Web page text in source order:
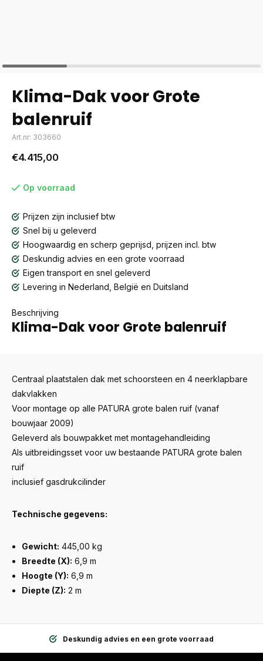
Klima-Dak voor Grote
balenruif
Art.nr: 303660
€4.415,00
Op voorraad
Prijzen zijn inclusief btw
Snel bij u geleverd
Hoogwaardig en scherp geprijsd, prijzen incl. btw
Deskundig advies en een grote voorraad
Eigen transport en snel geleverd
Levering in Nederland, België en Duitsland
Beschrijving
Klima-Dak voor Grote balenruif
Centraal plaatstalen dak met schoorsteen en 4 neerklapbare
dakvlakken
Voor montage op alle PATURA grote balen ruif (vanaf
bouwjaar 2009)
Geleverd als bouwpakket met montagehandleiding
Als uitbreidingsset voor uw bestaande PATURA grote balen
ruif
inclusief gasdrukcilinder
Technische gegevens:
Gewicht: 445,00 kg
Breedte (X): 6,9 m
Hoogte (Y): 6,9 m
Diepte (Z): 2 m
Deskundig advies en een grote voorraad